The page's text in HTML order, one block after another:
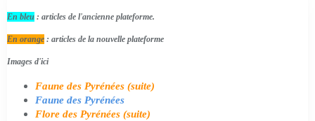
En bleu : articles de l'ancienne plateforme.
En orange : articles de la nouvelle plateforme
Images d'ici
Faune des Pyrénées (suite)
Faune des Pyrénées
Flore des Pyrénées (suite)